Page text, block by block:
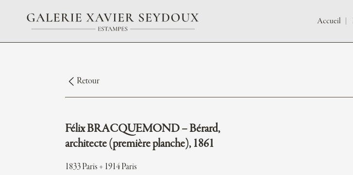
Accueil
Retour
Félix BRACQUEMOND – Bérard,
architecte (première planche), 1861
1833 Paris + 1914 Paris